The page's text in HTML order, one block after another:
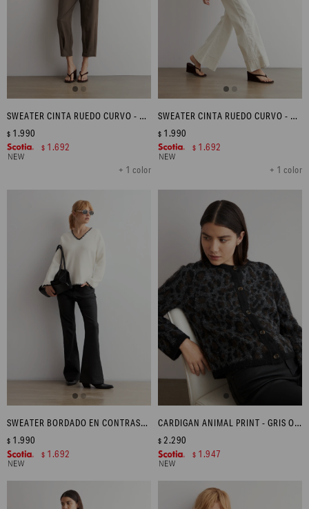
SWEATER CINTA RUEDO CURVO - CHOCOLATE
+ 1 color
$ 1.990
$ 1.692
SWEATER CINTA RUEDO CURVO - CARMESÍ
+ 1 color
$ 1.990
$ 1.692
SWEATER BORDADO EN CONTRASTE - CRUDO
$ 1.990
$ 1.692
CARDIGAN ANIMAL PRINT - GRIS OSCURO
$ 2.290
$ 1.947